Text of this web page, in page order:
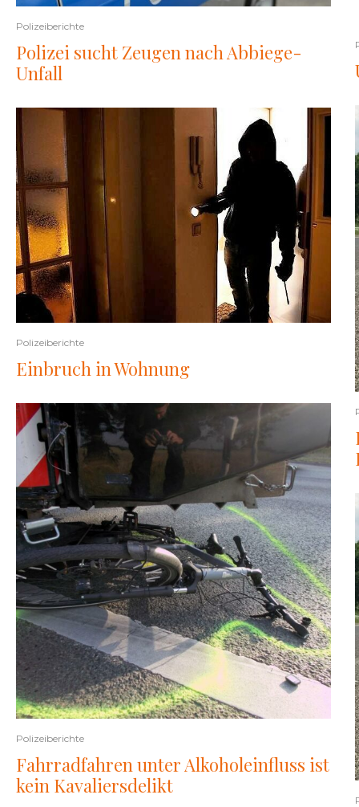
Polizeiberichte
Polizei sucht Zeugen nach Abbiege-
Unfall
Polizeiberichte
Einbruch in Wohnung
Polizeiberichte
Fahrradfahren unter Alkoholeinfluss ist
kein Kavaliersdelikt